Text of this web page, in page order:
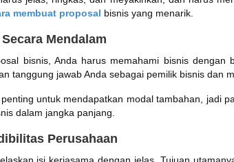
membuat proposal bisnis yang menarik.
Mendalam
bisnis, Anda harus memahami bisnis
tanggung jawab Anda sebagai pemilik bisnis dan
untuk mendapatkan modal tambahan, jadi
dalam jangka panjang.
Perusahaan
isi kerjasama dengan jelas. Tujuan